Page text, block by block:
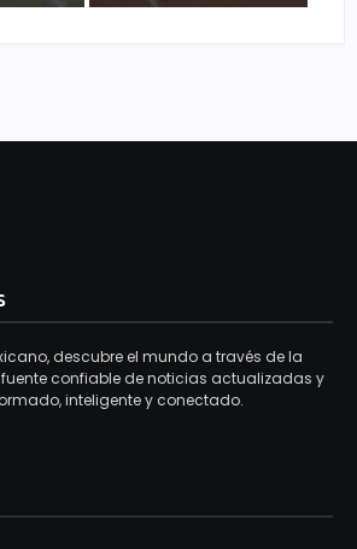
descubre el mundo a través de la
confiable de noticias actualizadas y
inteligente y conectado.